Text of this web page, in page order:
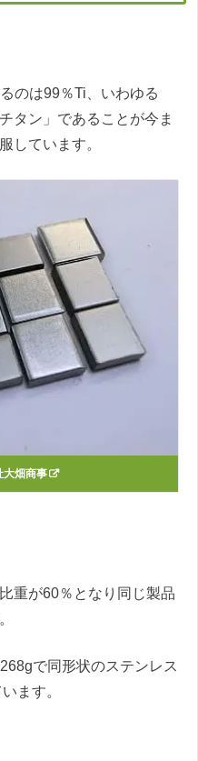
のは99％Ti、いわゆる
タン」であることが今ま
しています。
大畑商事
重が60％となり同じ製品
で同形状のステンレス
ます。